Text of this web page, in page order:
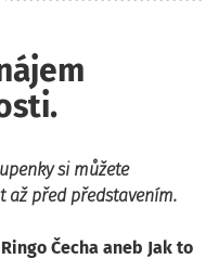
si můžete
až před představením.
Čecha aneb Jak to